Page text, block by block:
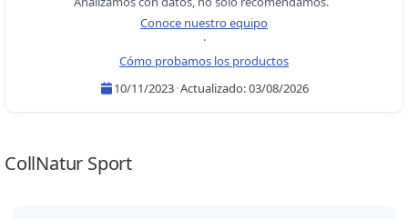
Conoce nuestro equipo
·
Cómo probamos los productos
10/11/2023·Actualizado:03/08/2026
CollNatur Sport